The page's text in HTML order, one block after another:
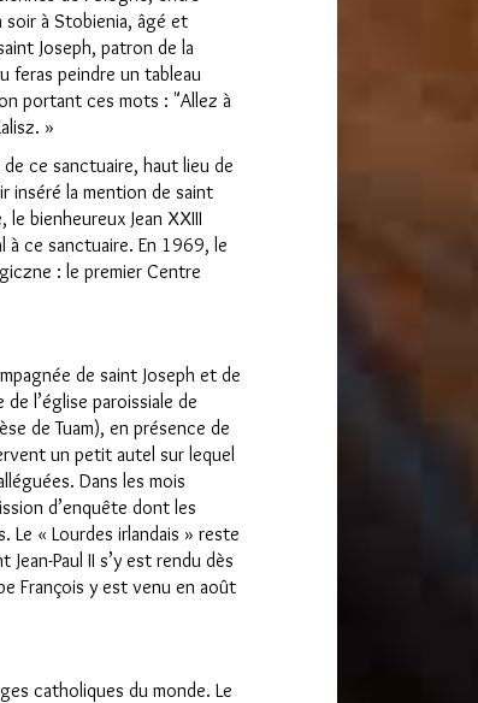
soir à Stobienia, âgé et
Joseph, patron de la
feras peindre un tableau
portant ces mots : "Allez à
»
ce sanctuaire, haut lieu de
inséré la mention de saint
le bienheureux Jean XXIII
ce sanctuaire. En 1969, le
: le premier Centre
de saint Joseph et de
de l’église paroissiale de
de Tuam), en présence de
un petit autel sur lequel
Dans les mois
d’enquête dont les
Le « Lourdes irlandais » reste
Paul II s’y est rendu dès
François y est venu en août
catholiques du monde. Le